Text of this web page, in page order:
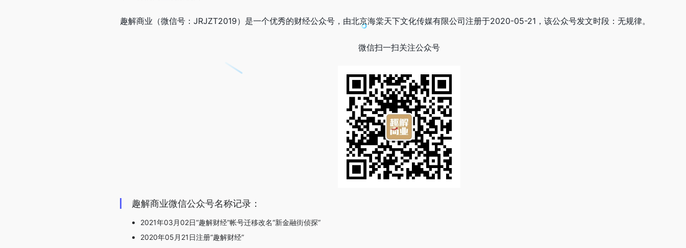
趣解商业（微信号：JRJZT2019）是一个优秀的财经公众号，由北京海棠天下文化传媒有限公司注册于2020-05-21，该公众号发文时段：无规律。
微信扫一扫关注公众号
趣解商业微信公众号名称记录：
2021年03月02日“趣解财经”帐号迁移改名“新金融街侦探”
2020年05月21日注册“趣解财经”